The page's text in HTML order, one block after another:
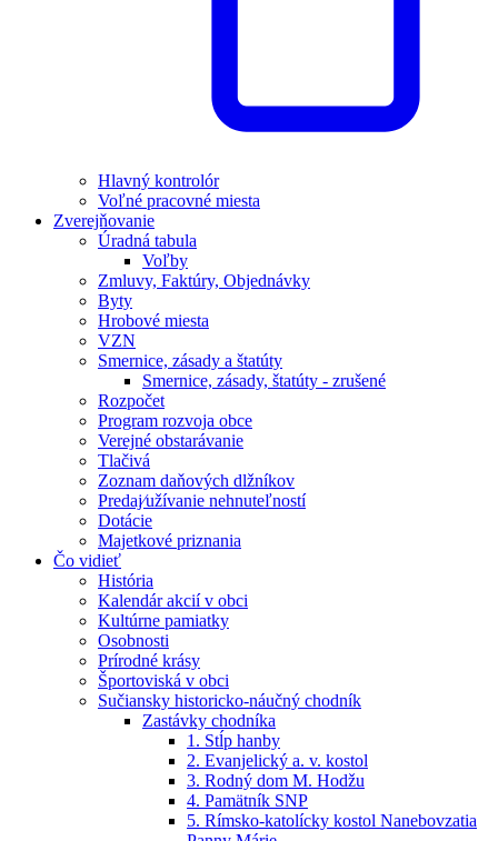
Hlavný kontrolór
Voľné pracovné miesta
Zverejňovanie
Úradná tabula
Voľby
Zmluvy, Faktúry, Objednávky
Byty
Hrobové miesta
VZN
Smernice, zásady a štatúty
Smernice, zásady, štatúty - zrušené
Rozpočet
Program rozvoja obce
Verejné obstarávanie
Tlačivá
Zoznam daňových dlžníkov
Predaj⁄užívanie nehnuteľností
Dotácie
Majetkové priznania
Čo vidieť
História
Kalendár akcií v obci
Kultúrne pamiatky
Osobnosti
Prírodné krásy
Športoviská v obci
Sučiansky historicko-náučný chodník
Zastávky chodníka
1. Stĺp hanby
2. Evanjelický a. v. kostol
3. Rodný dom M. Hodžu
4. Pamätník SNP
5. Rímsko-katolícky kostol Nanebovzatia